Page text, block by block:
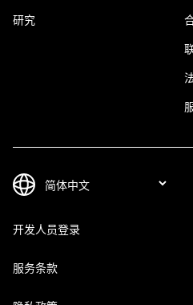
研究
开发人员登录
服务条款